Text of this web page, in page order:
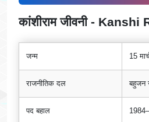
कांशीराम जीवनी -
जन्म 15
राजनीतिक दल बहुजन
पद बहाल